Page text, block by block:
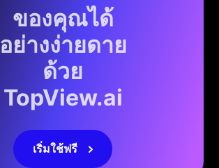
ของคุณได้
อย่างง่ายดาย
ด้วย
TopView.ai
เริ่มใช้ฟรี